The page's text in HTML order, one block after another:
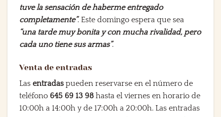
tuve la sensación de haberme entregado
completamente”. Este domingo espera que sea
“una tarde muy bonita y con mucha rivalidad, pero
cada uno tiene sus armas”.
Venta de entradas
Las entradas pueden reservarse en el número de
teléfono 645 69 13 98 hasta el viernes en horario de
10:00h a 14:00h y de 17:00h a 20:00h. Las entradas